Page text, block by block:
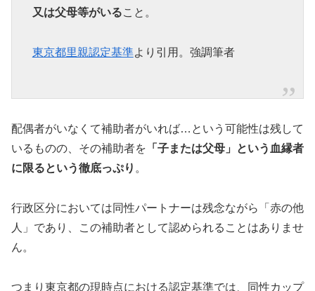
又は父母等がいること。
東京都里親認定基準より引用。強調筆者
配偶者がいなくて補助者がいれば…という可能性は残して
いるものの、その補助者を 「子または父母」という血縁者
に限るという徹底っぷり 。
行政区分においては同性パートナーは残念ながら「赤の他
人」であり、この補助者として認められることはありませ
ん。
つまり東京都の現時点における認定基準では、同性カップ